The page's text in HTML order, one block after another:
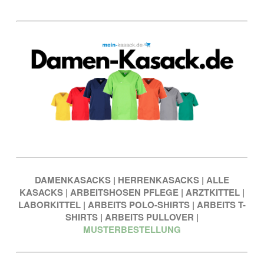
DAMENKASACKS | HERRENKASACKS | ALLE
KASACKS | ARBEITSHOSEN PFLEGE | ARZTKITTEL |
LABORKITTEL | ARBEITS POLO-SHIRTS | ARBEITS T-
SHIRTS | ARBEITS PULLOVER |
MUSTERBESTELLUNG